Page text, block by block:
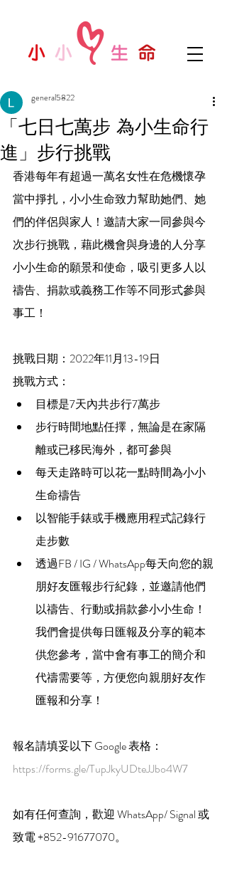
「七日七萬步 為小生命行
進」步行挑戰
general5822
香港每年有超過一萬名女性在危機懷孕
當中掙扎，小小生命致力幫助她們、她
們的伴侶與家人！邀請大家一同參與今
次步行挑戰，藉此機會與身邊的人分享
小小生命的願景和使命，吸引更多人以
禱告、捐款或義務工作等不同形式參與
事工！
挑戰日期：2022年11月13-19日
挑戰方式：
目標是7天內共步行7萬步
步行時間地點任擇，無論是在家隔
離或已移民海外，都可參與
每天走路時可以花一點時間為小小
生命禱告
以智能手錶或手機應用程式記錄行
走步數
透過FB / IG / WhatsApp每天向您的親
朋好友匯報步行紀錄，並邀請他們
以禱告、行動或捐款參小小生命！
我們會提供每日匯報及分享的範本
供您參考，當中會有事工的簡介和
代禱需要等，方便您向親朋好友作
匯報和分享！
報名請填妥以下 Google 表格：
https://forms.gle/TupJkyUDteJJbo4W7
如有任何查詢，歡迎 WhatsApp/ Signal 或
致電 +852-91677070。